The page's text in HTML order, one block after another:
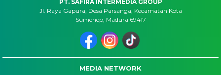
PT. SAFIRA INTERMEDIA GROUP
Jl. Raya Gapura, Desa Parsanga, Kecamatan Kota
Sumenep, Madura 69417
MEDIA NETWORK